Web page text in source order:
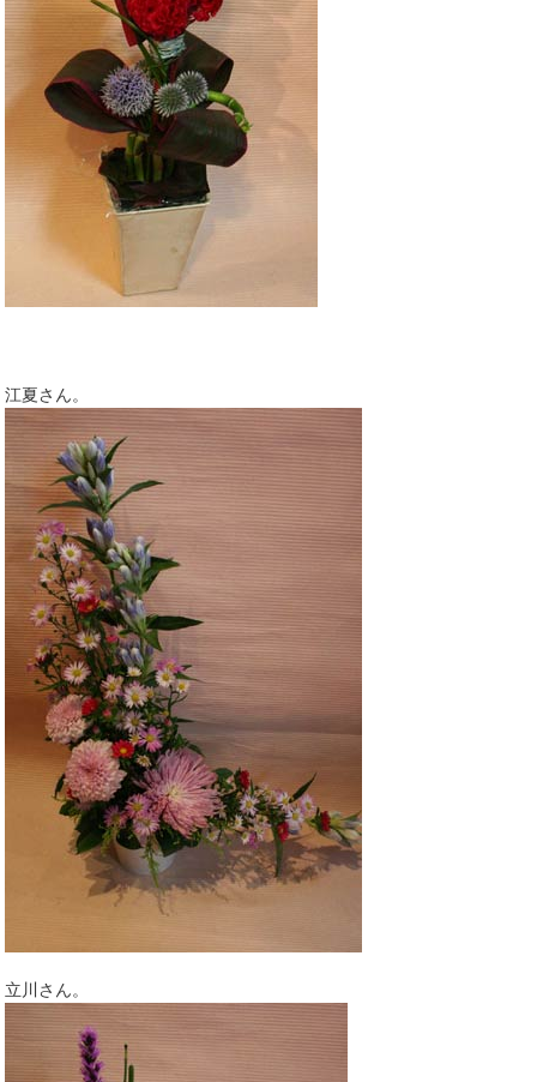
江夏さん。
立川さん。